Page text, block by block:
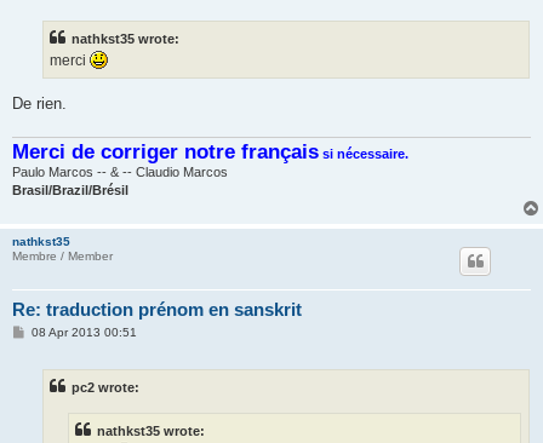
nathkst35 wrote:
merci
De rien.
Merci de corriger notre français si nécessaire.
Paulo Marcos -- & -- Claudio Marcos
Brasil/Brazil/Brésil
nathkst35
Membre / Member
Re: traduction prénom en sanskrit
P08 Apr 2013 00:51
pc2 wrote:
nathkst35 wrote: